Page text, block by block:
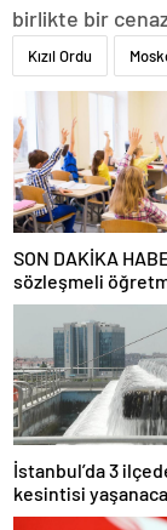
birlikte bir
Kızıl Ordu
SON DAKİKA
sözleşmeli
atamasında sözlü
kazanan adaylar
İstanbul’da 3
kesintisi